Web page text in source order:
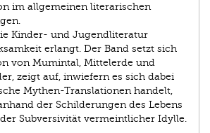
im allgemeinen literarischen
Kinder- und Jugendliteratur
erlangt. Der Band setzt sich
von Mumintal, Mittelerde und
zeigt auf, inwiefern es sich dabei
Mythen-Translationen handelt,
der Schilderungen des Lebens
Subversivität vermeintlicher Idylle.